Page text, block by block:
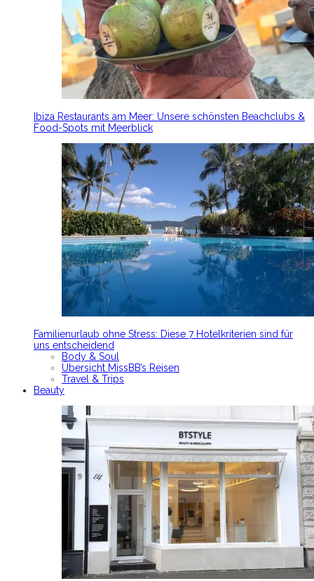
Ibiza Restaurants am Meer: Unsere schönsten Beachclubs &
Food-Spots mit Meerblick
Familienurlaub ohne Stress: Diese 7 Hotelkriterien sind für
uns entscheidend
Body & Soul
Übersicht MissBB’s Reisen
Travel & Trips
Beauty